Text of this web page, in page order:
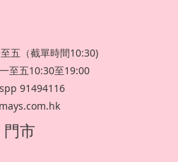
五（截單時間10:30)
至五10:30至19:00
91494116
門市